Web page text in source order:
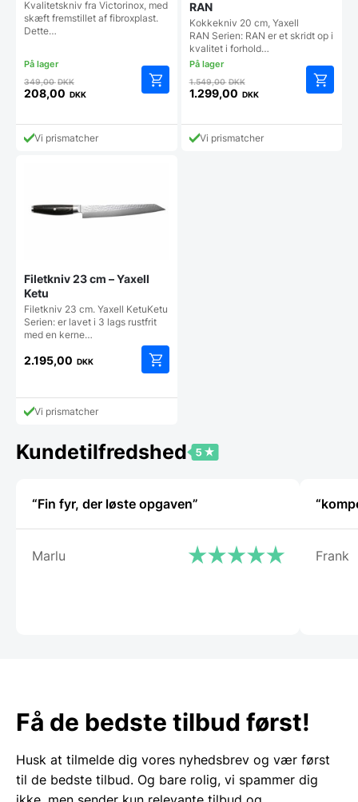
Victorinox
Kvalitetskniv fra Victorinox, med
skæft fremstillet af fibroxplast.
Dette…
349,00DKKDen
oprindelige
var:
349,00 DKK.
208,00 DKK
aktuelle
prisVi prismatcher
RAN
Kokkekniv 20 cm, Yaxell
RAN Serien: RAN er et skridt op i
kvalitet i forhold…
1.549,00DKKDen
oprindelige
var:
1.549,00 DKK.
1.299,00 DKK
aktuelle
prisVi prismatcher
Filetkniv 23 cm – Yaxell
Ketu
Filetkniv 23 cm. Yaxell KetuKetu
Serien: er lavet i 3 lags rustfrit
med en kerne…
2.195,00 DKK
Vi prismatcher
Kundetilfredshed
“Fin fyr, der løste opgaven”
Marlu Frank
Få de bedste tilbud først!
Husk at tilmelde dig vores nyhedsbrev og vær først
til de bedste tilbud. Og bare rolig, vi spammer dig